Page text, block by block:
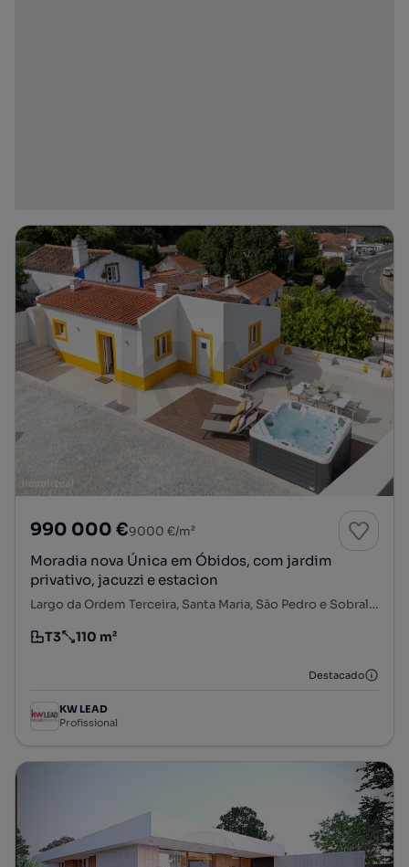
990 000 €9000 €/m²
Moradia nova Única em Óbidos, com jardim
privativo, jacuzzi e estacion
Largo da Ordem Terceira, Santa Maria, São Pedro e Sobral da Lagoa, Óbidos, Leiria
Tipologia
T3
Preço por metro quadrado
110 m²
Destacado
KW LEAD
Profissional